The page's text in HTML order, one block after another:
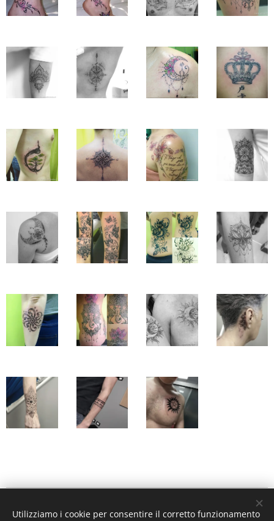
Copyright © 2018 - Tutti
Utilizziamo i cookie per consentire il corretto funzionamento